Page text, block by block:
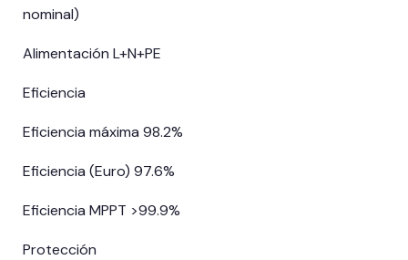
nominal)
Alimentación L+N+PE
Eficiencia
Eficiencia máxima 98.2%
Eficiencia (Euro) 97.6%
Eficiencia MPPT >99.9%
Protección